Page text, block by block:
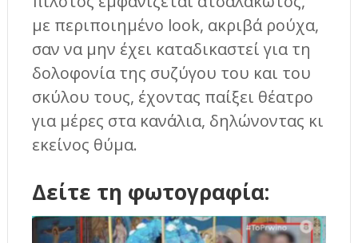
με περιποιημένο look, ακριβά ρούχα,
σαν να μην έχει καταδικαστεί για τη
δολοφονία της συζύγου του και του
σκύλου τους, έχοντας παίξει θέατρο
για μέρες στα κανάλια, δηλώνοντας κι
εκείνος θύμα.
Δείτε τη φωτογραφία: